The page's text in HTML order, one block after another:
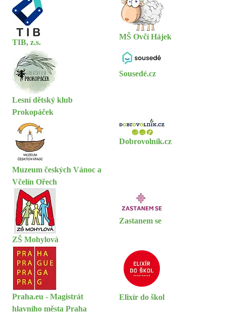
TIB, z.s.
MŠ Ovčí Hájek
Lesní dětský klub
Prokopáček
Sousedé.cz
Muzeum českých Vánoc a
Včelín Ořech
Dobrovolník.cz
ZŠ Mohylová
Zastanem se
Praha.eu - Magistrát
hlavního města Praha
Elixír do škol